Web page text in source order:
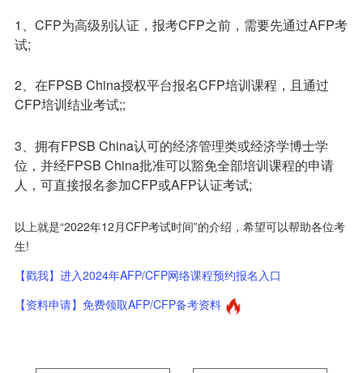
1、CFP为高级别认证，报考CFP之前，需要先通过AFP考
试;
2、在FPSB China授权平台报名CFP培训课程，且通过
CFP培训结业考试;;
3、拥有FPSB China认可的经济管理类或经济学博士学
位，并经FPSB China批准可以豁免全部培训课程的申请
人，可直接报名参加CFP或AFP认证考试;
以上就是“2022年12月CFP考试时间”的介绍，希望可以帮助各位考
生!
【戳我】进入2024年AFP/CFP网络课程预约报名入口
【资料申请】免费领取AFP/CFP备考资料